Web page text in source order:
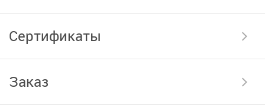
Сертификаты
Заказ